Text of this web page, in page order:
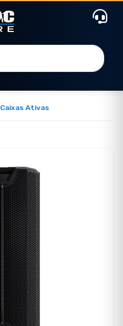
Caixas Ativas